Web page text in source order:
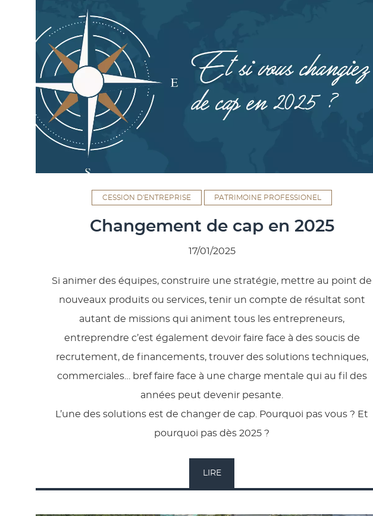
CESSION D'ENTREPRISE PATRIMOINE PROFESSIONEL
Changement de cap en 2025
17/01/2025
Si animer des équipes, construire une stratégie, mettre au point de
nouveaux produits ou services, tenir un compte de résultat sont
autant de missions qui animent tous les entrepreneurs,
entreprendre c’est également devoir faire face à des soucis de
recrutement, de financements, trouver des solutions techniques,
commerciales… bref faire face à une charge mentale qui au fil des
années peut devenir pesante.
L’une des solutions est de changer de cap. Pourquoi pas vous ? Et
pourquoi pas dès 2025 ?
LIRE